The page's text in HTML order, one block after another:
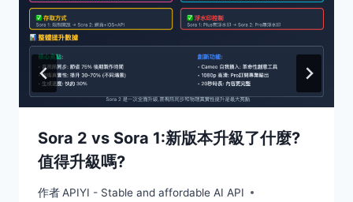
Sora 2 vs Sora 1:新版本升級了什麼?
值得升級嗎?
作者APIYI - Stable and affordable AI API